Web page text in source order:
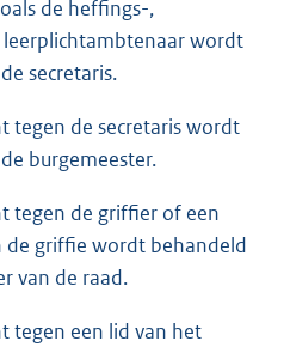
de heffings-,
wordt
secretaris.
tegen de secretaris wordt
burgemeester.
tegen de griffier of een
de griffie wordt behandeld
van de raad.
tegen een lid van het